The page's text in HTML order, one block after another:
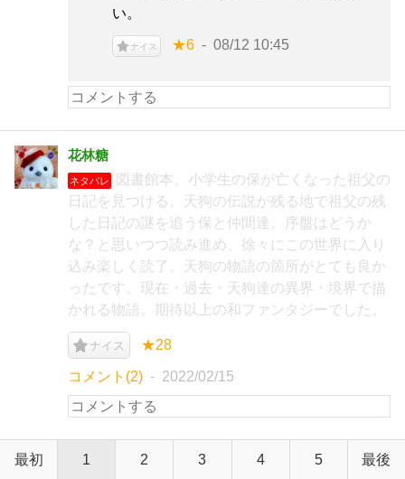
い。
ナイス ★6 08/12 10:45
花林糖
ネタバレ
図書館本。小学生の保が亡くなった祖父の
日記を見つける。天狗の伝説が残る地で祖父の残
した日記の謎を追う保と仲間達。序盤はどうか
な？と思いつつ読み進め、徐々にこの世界に入り
込み楽しく読了。天狗の物語の箇所がとても良か
ったです。現在・過去・天狗達の異界・境界で描
かれる物語。期待以上の和ファンタジーでした。
ナイス ★28
コメント(2) 2022/02/15
最初 1 2 3 4 5 最後